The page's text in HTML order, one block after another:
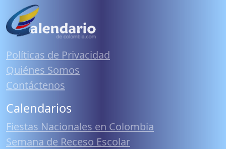
Políticas de Privacidad
Quiénes Somos
Contáctenos
Calendarios
Fiestas Nacionales en Colombia
Semana de Receso Escolar